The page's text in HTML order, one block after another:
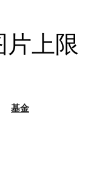
片上限
基金